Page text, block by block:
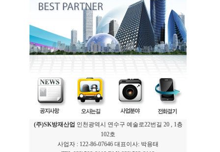
(주)SK방재산업 인천광역시 연수구 예술로22번길 20 , 1층
102호
사업자 : 122-86-07646 대표이사: 박용태